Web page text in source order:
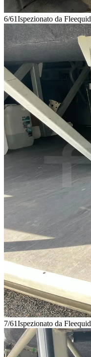
6/61Ispezionato da Fleequid
7/61Ispezionato da Fleequid